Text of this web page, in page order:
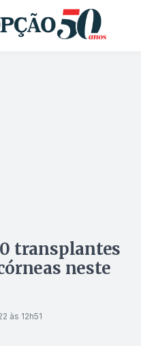
transplantes
neste
às 12h51